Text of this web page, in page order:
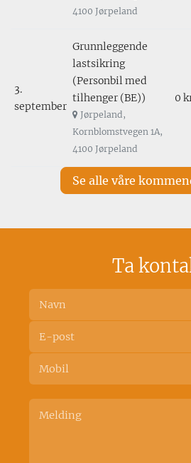
4100 Jørpeland
3.
september
Grunnleggende
lastsikring
(Personbil med
tilhenger (BE))
Jørpeland,
Kornblomstvegen 1A,
4100 Jørpeland
0
Se alle våre
Ta